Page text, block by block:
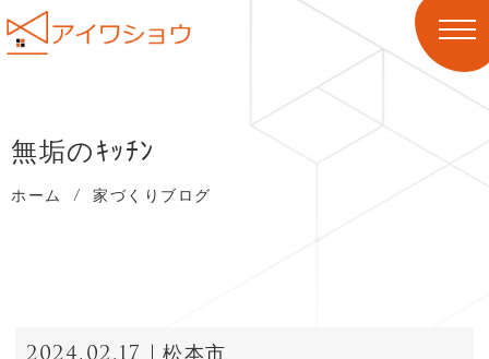
無垢のｷｯﾁﾝ
ホーム / 家づくりブログ